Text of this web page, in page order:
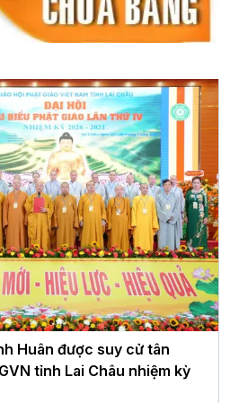
Huân được suy cử tân
tỉnh Lai Châu nhiệm kỳ